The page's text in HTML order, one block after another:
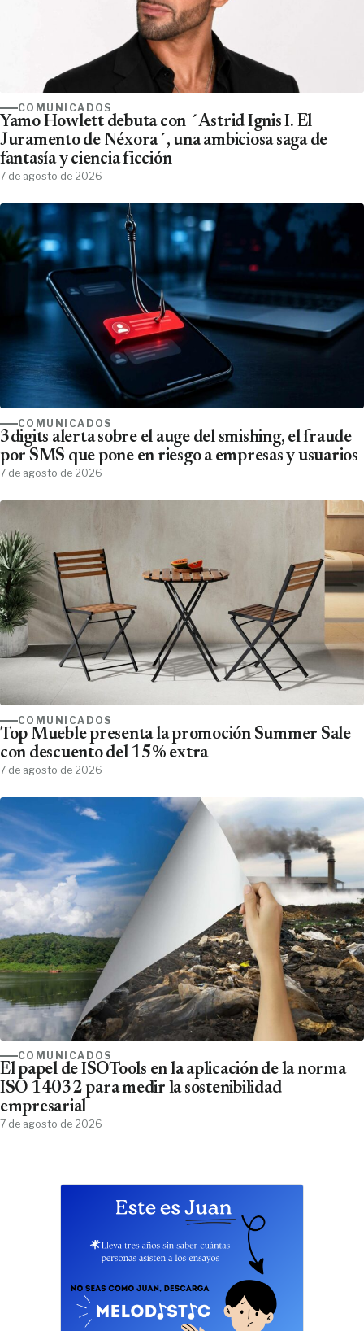
COMUNICADOS
Yamo Howlett debuta con ´Astrid Ignis I. El
Juramento de Néxora´, una ambiciosa saga de
fantasía y ciencia ficción
7 de agosto de 2026
COMUNICADOS
3digits alerta sobre el auge del smishing, el fraude
por SMS que pone en riesgo a empresas y usuarios
7 de agosto de 2026
COMUNICADOS
Top Mueble presenta la promoción Summer Sale
con descuento del 15% extra
7 de agosto de 2026
COMUNICADOS
El papel de ISOTools en la aplicación de la norma
ISO 14032 para medir la sostenibilidad
empresarial
7 de agosto de 2026